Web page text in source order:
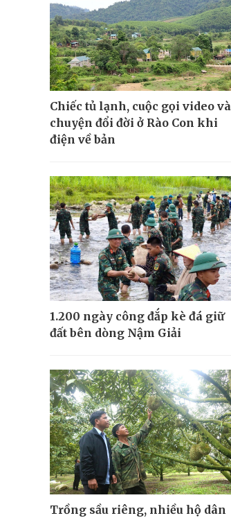
Chiếc tủ lạnh, cuộc gọi video và
chuyện đổi đời ở Rào Con khi
điện về bản
1.200 ngày công đắp kè đá giữ
đất bên dòng Nậm Giải
Trồng sầu riêng, nhiều hộ dân